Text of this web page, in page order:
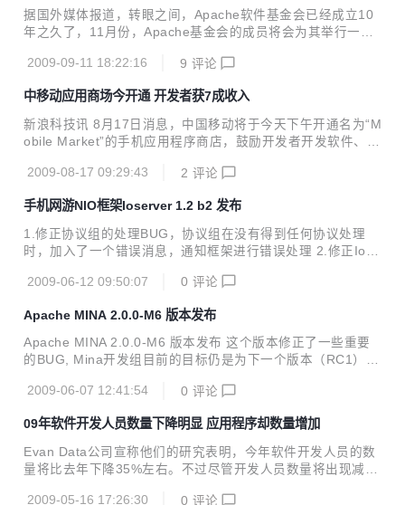
eloper和Oracle Enterprise Pack for Eclipse的“额外的开源
选择”，甲骨文非常清楚，JDeveloper才是Oracle融合未来企
业级开发的战略性开发工具。甲骨文表...
据国外媒体报道，转眼之间，Apache软件基金会已经成立10
年之久了，11月份，Apache基金会的成员将会为其举行一次
是Apache却创造了对现代互联网来说很重要的技术。 下面，
如下： 1、Apache Web ServerApache HTTP服务器项目 Ap
ache HTTP服务器项目主要致力于为现代操作系统开发和维护
开源的HTTP服务器，其中包括Unix和Windows NT。这个项
全、高效和可扩展的服务器的HTT...
2009-09-11 18:22:16 9 评论
中移动应用商场今开通 开发者获7成收入
新浪科技讯 8月17日消息，中国移动将于今天下午开通名为“M
obile Market”的手机应用程序商店，鼓励开发者开发软件、游
将在北京召开“Mobile Market”上线的发布会，“Mobile Marke
动应用商场，网址为http://www.mmarket.com/，虽然该网址
曾偶尔能进入，但预计将在今天下午才正式上线。 开设该手机
软件商店的目的与著名的苹果公司软件商店App Store有类似
供用户下载，...
2009-08-17 09:29:43 2 评论
手机网游NIO框架Ioserver 1.2 b2 发布
1.修正协议组的处理BUG，协议组在没有得到任何协议处理
时，加入了一个错误消息，通知框架进行错误处理 2.修正IoS
e，IoService要根据配置的内容进行启动，一个配置可以启动
法. 5.加入ConfigureBuilder接口，允需使用者使用配置文件
对Configure进行构建。 启动服务器变得更简单 //构建一个服
务器端的服务 Configure config = new Configure(); config.s
2009-06-12 09:50:07 0 评论
Apache MINA 2.0.0-M6 版本发布
Apache MINA 2.0.0-M6 版本发布 这个版本修正了一些重要
的BUG, Mina开发组目前的目标仍是为下一个版本（RC1） D
ed called before doDecode completes DIRMINA-713 FIXE
ory DIRMINA-712 FIXED DefaultIoFilterChainBuilder.repla
ce(String, IoFilter) th...
2009-06-07 12:41:54 0 评论
09年软件开发人员数量下降明显 应用程序却数量增加
Evan Data公司宣称他们的研究表明，今年软件开发人员的数
量将比去年下降35%左右。不过尽管开发人员数量将出现减
2009-05-16 17:26:30 0 评论